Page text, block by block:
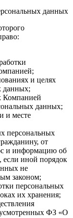
данных
и целях
данных;
Компанией
данных;
и месте
персональных
от
и информацию об
если иной порядок
не
законом;
персональных
их хранения;
ФЗ «О